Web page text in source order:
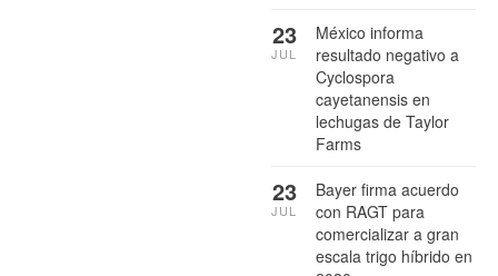
México informa
resultado negativo a
Cyclospora
cayetanensis en
lechugas de Taylor
Farms
23
JUL
Bayer firma acuerdo
con RAGT para
comercializar a gran
escala trigo híbrido en
23
JUL